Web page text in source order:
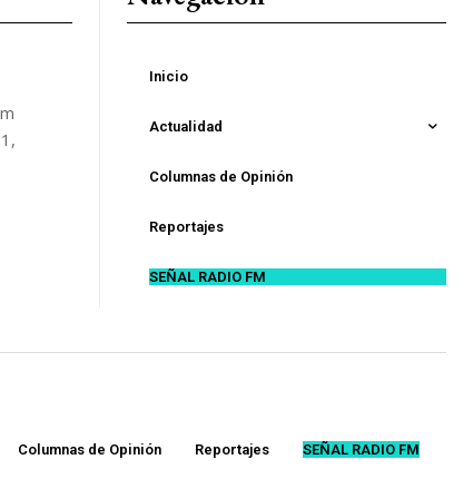
Inicio
Actualidad
Columnas de Opinión
Reportajes
SEÑAL RADIO FM
Columnas de Opinión Reportajes SEÑAL RADIO FM